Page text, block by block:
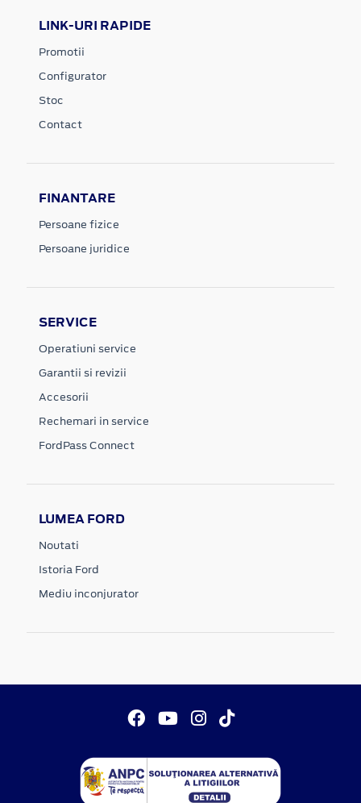
LINK-URI RAPIDE
Promotii
Configurator
Stoc
Contact
FINANTARE
Persoane fizice
Persoane juridice
SERVICE
Operatiuni service
Garantii si revizii
Accesorii
Rechemari in service
FordPass Connect
LUMEA FORD
Noutati
Istoria Ford
Mediu inconjurator